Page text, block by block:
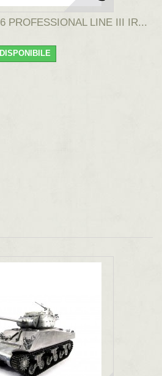
PROFESSIONAL LINE III IR...
DISPONIBILE